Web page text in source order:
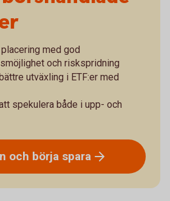
med god
och riskspridning
utväxling i ETF:er med
spekulera både i upp- och
och börja spara